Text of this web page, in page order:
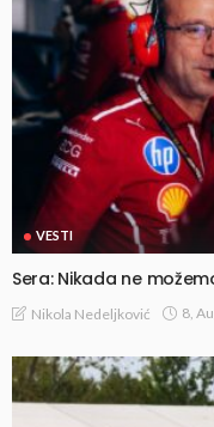
VESTI
Sera: Nikada ne
Nikola Nedeljković 8,